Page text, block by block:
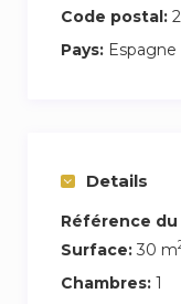
con jabón de
El
parking privado
Además
con zona
huéspedes.
Code postal:
Pays: Espagne
Details
Référence
Surface: 30 m
Chambres: 1